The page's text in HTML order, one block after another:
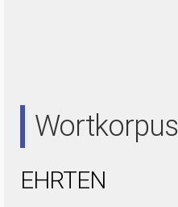
Wortkorpus
EHRTEN